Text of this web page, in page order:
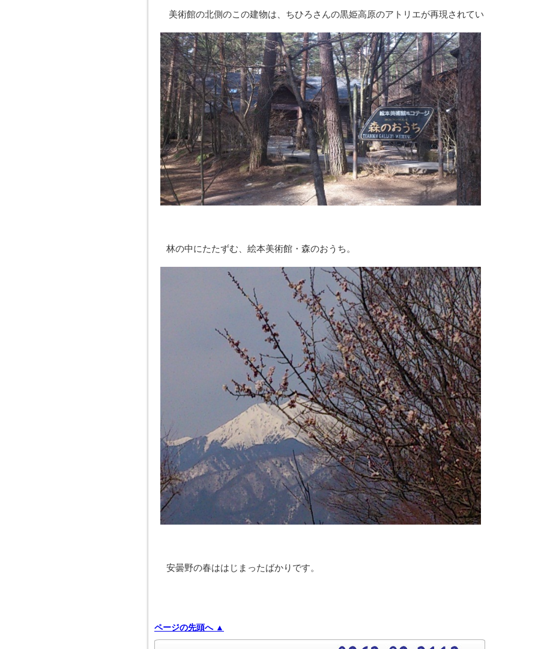
美術館の北側のこの建物は、ちひろさんの黒姫高原のアトリエが再現されています。
林の中にたたずむ、絵本美術館・森のおうち。
安曇野の春ははじまったばかりです。
ページの先頭へ ▲